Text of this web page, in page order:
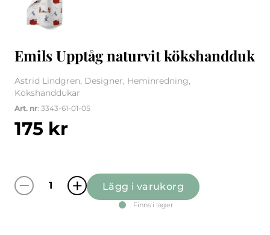
Emils Upptåg naturvit kökshandduk
Astrid Lindgren, Designer, Heminredning,
Kökshanddukar
Art. nr: 3343-61-01-05
175 kr
Emils Upptåg naturvit kökshandduk mängd
Lägg i varukorg
Finns i lager